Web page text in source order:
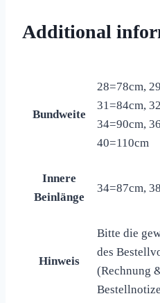
Additional
Bundweite
28=78cm,
31=84cm,
34=90cm,
40=110cm
Innere
Beinlänge
34=87cm,
Hinweis
Bitte die
des
(Rechnung